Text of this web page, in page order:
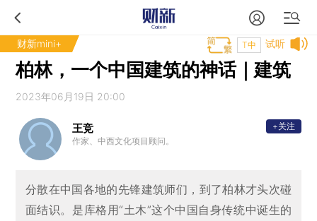
财新mini+ 试听
T中
柏林，一个中国建筑的神话｜建筑
2023年06月19日 20:00
王竞
作家、中西文化项目顾问。
+关注
分散在中国各地的先锋建筑师们，到了柏林才头次碰
面结识。是库格用“土木”这个中国自身传统中诞生的